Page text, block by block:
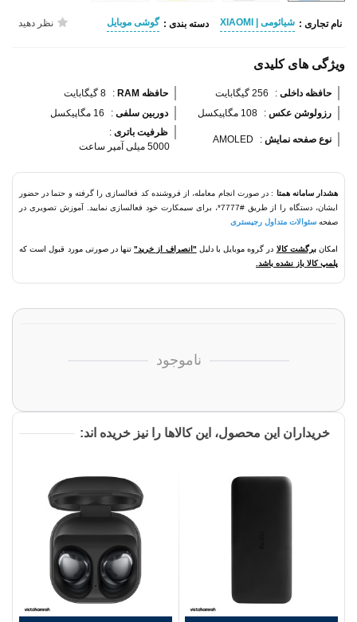
نام تجاری : شیائومی | XIAOMI دسته بندی : گوشی موبایل نظر دهید
ویژگی های کلیدی
حافظه داخلی : 256 گیگابایت حافظه RAM :
8 گیگابایت
رزولوشن عکس : 108 مگاپیکسل دوربین سلفی : 16 مگاپیکسل
نوع صفحه نمایش :
AMOLED
ظرفیت باتری :
5000 میلی آمپر ساعت
هشدار سامانه همتا
: در صورت انجام معامله، از فروشنده کد فعالسازی را گرفته و حتما در حضور
ایشان، دستگاه را از طریق #7777*، برای سیمکارت خود فعالسازی نمایید. آموزش تصویری در
صفحه سئوالات متداول رجیستری
امکانبرگشت کالا در گروه موبایل با دلیل "انصراف از خرید"تنها در صورتی مورد قبول است که
پلمپ کالا باز نشده باشد.
ناموجود
خریداران این محصول، این کالاها را نیز خریده اند: